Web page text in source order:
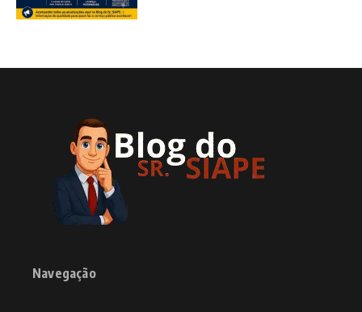
Navegação